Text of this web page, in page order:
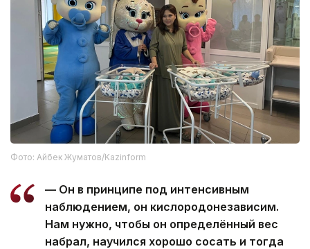
Фото: Айбек Жуматов/Kazinform
— Он в принципе под интенсивным
наблюдением, он кислородонезависим.
Нам нужно, чтобы он определённый вес
набрал, научился хорошо сосать и тогда